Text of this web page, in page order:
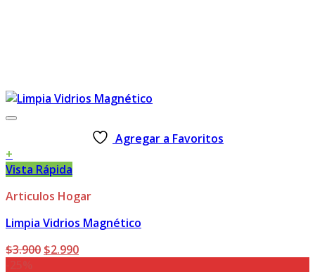
Agregar a Favoritos
+
Vista Rápida
Articulos Hogar
Limpia Vidrios Magnético
$3.900 El
$2.990El